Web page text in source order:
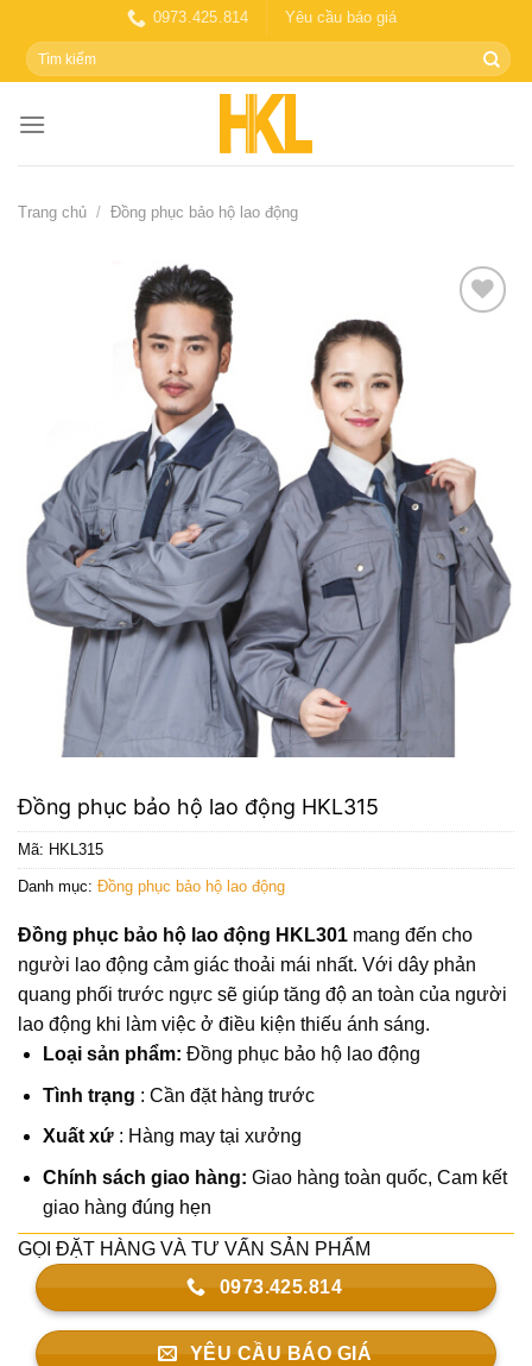
content
0973.425.814 Yêu cầu báo giá
Tìm
kiếm:
Trang chủ / Đồng phục bảo hộ lao động
Đồng phục bảo hộ lao động HKL315
Mã: HKL315
Danh mục: Đồng phục bảo hộ lao động
Đồng phục bảo hộ lao động HKL301 mang đến cho
người lao động cảm giác thoải mái nhất. Với dây phản
quang phối trước ngực sẽ giúp tăng độ an toàn của người
lao động khi làm việc ở điều kiện thiếu ánh sáng.
Loại sản phẩm: Đồng phục bảo hộ lao động
Tình trạng : Cần đặt hàng trước
Xuất xứ: Hàng may tại xưởng
Chính sách giao hàng: Giao hàng toàn quốc, Cam kết
giao hàng đúng hẹn
GỌI ĐẶT HÀNG VÀ TƯ VẤN SẢN PHẨM
0973.425.814
YÊU CẦU BÁO GIÁ